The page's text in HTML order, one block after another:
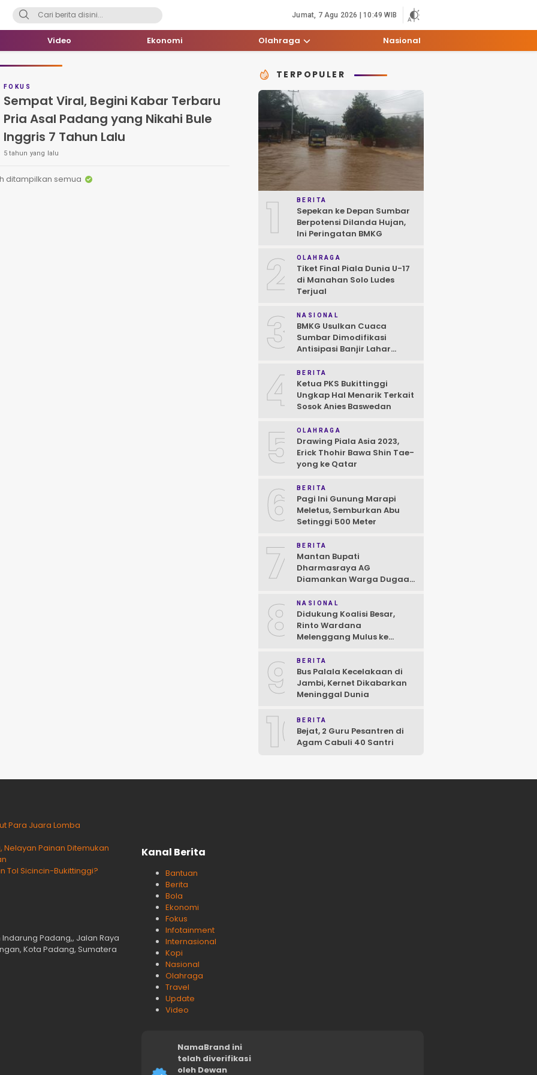
Jumat, 7 Agu 2026 | 10:49 WIB
Video Ekonomi Olahraga Nasional
FOKUS
Sempat Viral, Begini Kabar Terbaru
Pria Asal Padang yang Nikahi Bule
Inggris 7 Tahun Lalu
5 tahun yang lalu
ditampilkan semua
TERPOPULER
1 BERITA
Sepekan ke Depan Sumbar
Berpotensi Dilanda Hujan,
Ini Peringatan BMKG
2 OLAHRAGA
Tiket Final Piala Dunia U-17
di Manahan Solo Ludes
Terjual
3 NASIONAL
BMKG Usulkan Cuaca
Sumbar Dimodifikasi
Antisipasi Banjir Lahar
4 BERITA
Ketua PKS Bukittinggi
Ungkap Hal Menarik Terkait
Sosok Anies Baswedan
5 OLAHRAGA
Drawing Piala Asia 2023,
Erick Thohir Bawa Shin Tae-
yong ke Qatar
6 BERITA
Pagi Ini Gunung Marapi
Meletus, Semburkan Abu
Setinggi 500 Meter
7 BERITA
Mantan Bupati
Dharmasraya AG
Diamankan Warga Dugaan
8 NASIONAL
Didukung Koalisi Besar,
Rinto Wardana
Melenggang Mulus ke
Mentawai
9 BERITA
Bus Palala Kecelakaan di
Jambi, Kernet Dikabarkan
Meninggal Dunia
10BERITA
Bejat, 2 Guru Pesantren di
Agam Cabuli 40 Santri
Para Juara Lomba
Painan Ditemukan
Tol Sicincin-Bukittinggi?
Indarung Padang,, Jalan Raya
Kota Padang, Sumatera
Kanal Berita
Bantuan
Berita
Bola
Ekonomi
Fokus
Infotainment
Internasional
Kopi
Nasional
Olahraga
Travel
Update
Video
NamaBrand ini
telah diverifikasi
oleh Dewan